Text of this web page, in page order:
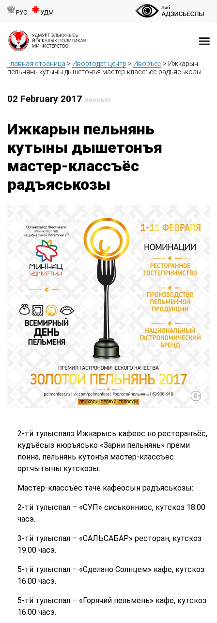
РУС УДМ
Главная страница > Ивортодэт центр > Иворъёс > Ижкарын
пельнянь кутыны дышетонъя мастер-классъёс радъяськозы
02 February 2017 Иворъёс
Ижкарын пельнянь
кутыны дышетонъя
мастер-классъёс
радъяськозы
2-тӥ тулыспалэ Ижкарысь кафеос но ресторанъёс,
кудъёсыз нюръясько «Зарни пельнянь» преми
понна, пельнянь кутонъя мастер-классъёс
ортчытыны кутскозы.
Мастер-классъёс таӵе кафеосын радъяськозы:
2-тӥ тулыспал – «СУП» сиськонниос, кутскоз 18.00
часэ.
3-тӥ тулыспал – «САЛЬСАБАР» ресторан, кутскоз
19.00 часэ.
5-тӥ тулыспал – «Сделано Солнцем» кафе, кутскоз
16.00 часэ.
5-тӥ тулыспал – «Горячий пельмень» кафе, кутскоз
16.00 часэ.